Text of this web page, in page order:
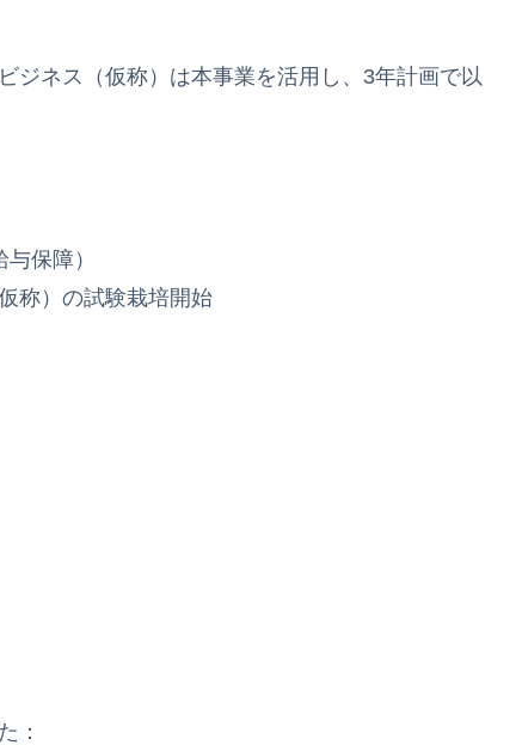
ジネス（仮称）は本事業を活用し、3年計画で以
保障）
称）の試験栽培開始
：